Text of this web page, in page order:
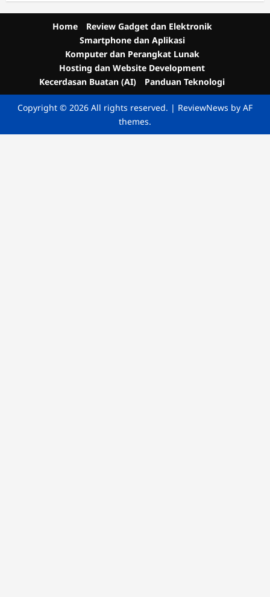
Home
Review Gadget dan Elektronik
Smartphone dan Aplikasi
Komputer dan Perangkat Lunak
Hosting dan Website Development
Kecerdasan Buatan (AI)
Panduan Teknologi
Copyright © 2026 All rights reserved. | ReviewNews by AF
themes.